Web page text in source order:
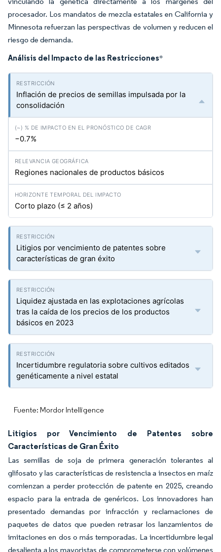
procesador. Los mandatos de mezcla estatales en California y
Minnesota refuerzan las perspectivas de volumen y reducen el
riesgo de demanda.
Análisis del Impacto de las Restricciones*
Inflación de precios de semillas impulsada por la
consolidación
−0.7%
Regiones nacionales de productos básicos
Corto plazo (≤ 2 años)
Litigios por vencimiento de patentes sobre
características de gran éxito
Liquidez ajustada en las explotaciones agrícolas
tras la caída de los precios de los productos
básicos en 2023
Incertidumbre regulatoria sobre cultivos editados
genéticamente a nivel estatal
Fuente: Mordor Intelligence
Litigios por Vencimiento de Patentes sobre
Características de Gran Éxito
Las semillas de soja de primera generación tolerantes al
glifosato y las características de resistencia a insectos en maíz
comienzan a perder protección de patente en 2025, creando
espacio para la entrada de genéricos. Los innovadores han
presentado demandas por infracción y reclamaciones de
paquetes de datos que pueden retrasar los lanzamientos de
imitaciones en dos o más temporadas. La incertidumbre legal
desalienta a los mayoristas de comprometerse con volúmenes